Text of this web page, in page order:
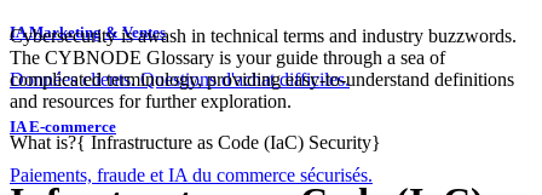
IA Marketing & Ventes
Données clients. Questions d'achat difficiles.
IA E-commerce
Paiements, fraude et IA du commerce sécurisés.
Cybersecurity is awash in technical terms and industry buzzwords.
The CYBNODE Glossary is your guide through a sea of
complicated terminology, providing easy-to-understand definitions
and resources for further exploration.
What is?{ Infrastructure as Code (IaC) Security}